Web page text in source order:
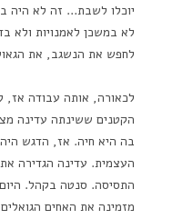
יוכלו לשבת… זה לא היה
לא במשכן לאמנויות ולא
לחפש את הנשגב, את
הקטנים ששינתה עדינה
בה היא חיה. אז, הדגש
העצמית. עדינה הגדירה
התסיסה. סנטה בקהל.
מזמינה את האחים